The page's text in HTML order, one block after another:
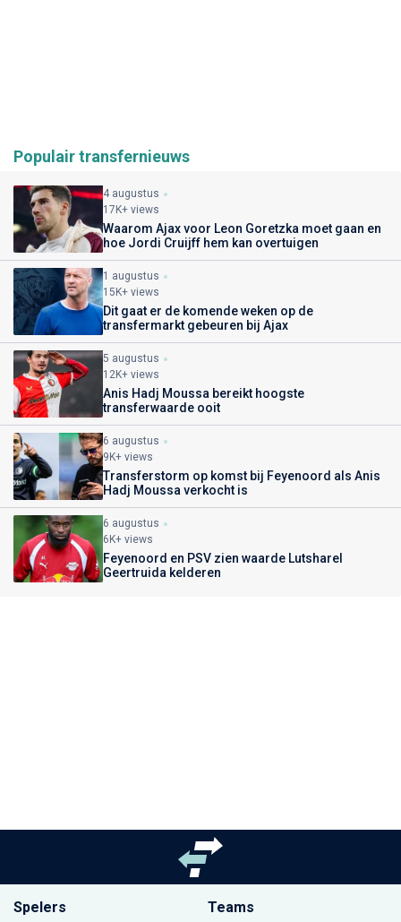
Populair transfernieuws
4 augustus
17K+ views
Waarom Ajax voor Leon Goretzka moet gaan en
hoe Jordi Cruijff hem kan overtuigen
1 augustus
15K+ views
Dit gaat er de komende weken op de
transfermarkt gebeuren bij Ajax
5 augustus
12K+ views
Anis Hadj Moussa bereikt hoogste
transferwaarde ooit
6 augustus
9K+ views
Transferstorm op komst bij Feyenoord als Anis
Hadj Moussa verkocht is
6 augustus
6K+ views
Feyenoord en PSV zien waarde Lutsharel
Geertruida kelderen
Spelers Teams